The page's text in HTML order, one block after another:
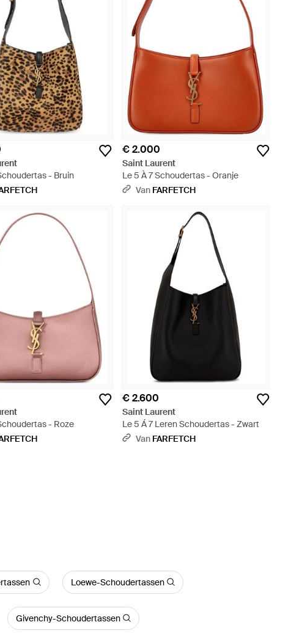
- Bruin
€ 2.000
Saint Laurent
Le 5 À 7 Schoudertas - Oranje
Van FARFETCH
- Roze
€ 2.600
Saint Laurent
Le 5 Á 7 Leren Schoudertas - Zwart
Van FARFETCH
Loewe-Schoudertassen
Givenchy-Schoudertassen